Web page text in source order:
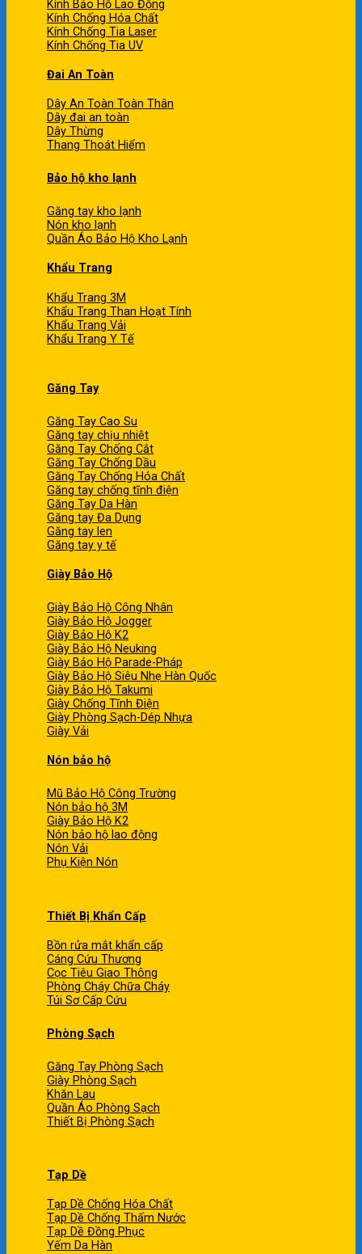
Kính Bảo Hộ Lao Động
Kính Chống Hóa Chất
Kính Chống Tia Laser
Kính Chống Tia UV
Đai An Toàn
Dây An Toàn Toàn Thân
Dây đai an toàn
Dây Thừng
Thang Thoát Hiểm
Bảo hộ kho lạnh
Găng tay kho lạnh
Nón kho lạnh
Quần Áo Bảo Hộ Kho Lạnh
Khẩu Trang
Khẩu Trang 3M
Khẩu Trang Than Hoạt Tính
Khẩu Trang Vải
Khẩu Trang Y Tế
Găng Tay
Găng Tay Cao Su
Găng tay chịu nhiệt
Găng Tay Chống Cắt
Găng Tay Chống Dầu
Găng Tay Chống Hóa Chất
Găng tay chống tĩnh điện
Găng Tay Da Hàn
Găng tay Đa Dụng
Găng tay len
Găng tay y tế
Giày Bảo Hộ
Giày Bảo Hộ Công Nhân
Giày Bảo Hộ Jogger
Giày Bảo Hộ K2
Giày Bảo Hộ Neuking
Giày Bảo Hộ Parade-Pháp
Giày Bảo Hộ Siêu Nhẹ Hàn Quốc
Giày Bảo Hộ Takumi
Giày Chống Tĩnh Điện
Giày Phòng Sạch-Dép Nhựa
Giày Vải
Nón bảo hộ
Mũ Bảo Hộ Công Trường
Nón bảo hộ 3M
Giày Bảo Hộ K2
Nón bảo hộ lao động
Nón Vải
Phụ Kiện Nón
Thiết Bị Khẩn Cấp
Bồn rửa mắt khẩn cấp
Cáng Cứu Thương
Cọc Tiêu Giao Thông
Phòng Cháy Chữa Cháy
Túi Sơ Cấp Cứu
Phòng Sạch
Găng Tay Phòng Sạch
Giày Phòng Sạch
Khăn Lau
Quần Áo Phòng Sạch
Thiết Bị Phòng Sạch
Tạp Dề
Tạp Dề Chống Hóa Chất
Tạp Dề Chống Thấm Nước
Tạp Dề Đồng Phục
Yếm Da Hàn